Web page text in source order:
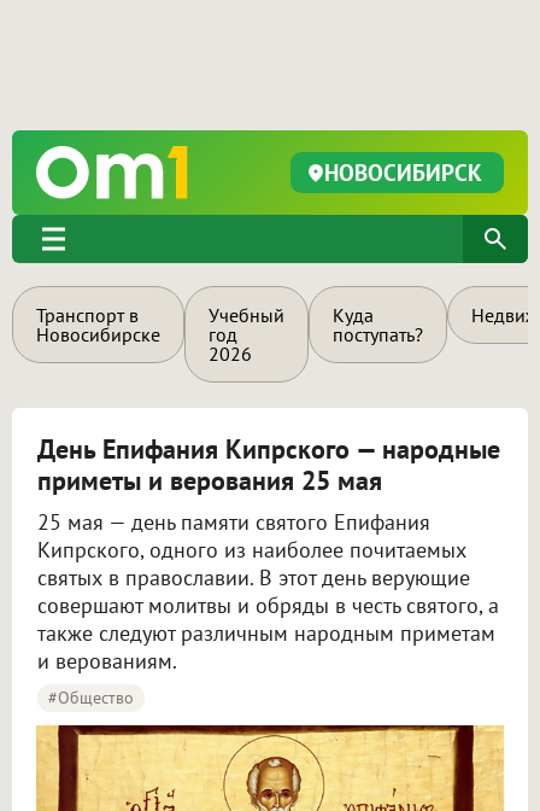
НОВОСИБИРСК
Транспорт в
Новосибирске
Учебный
год
2026
Куда
поступать?
День Епифания Кипрского — народные
приметы и верования 25 мая
25 мая — день памяти святого Епифания
Кипрского, одного из наиболее почитаемых
святых в православии. В этот день верующие
совершают молитвы и обряды в честь святого, а
также следуют различным народным приметам
и верованиям.
#Общество